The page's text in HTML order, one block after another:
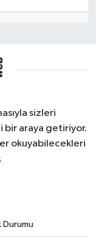
sizleri
bir araya getiriyor.
okuyabilecekleri
Durumu